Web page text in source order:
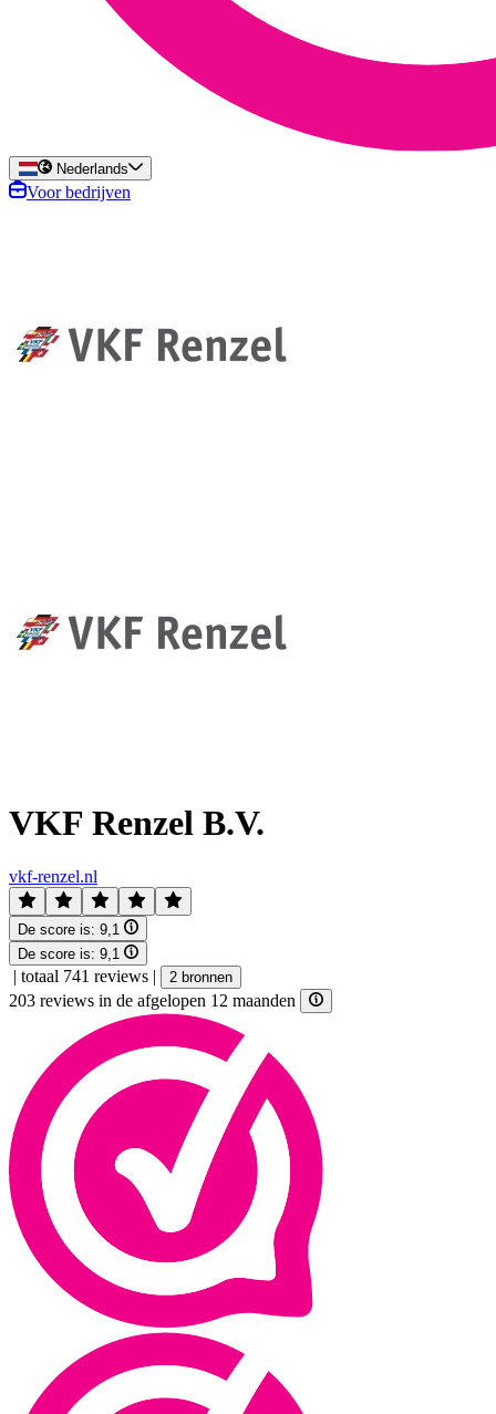
Nederlands
Voor bedrijven
VKF Renzel B.V.
vkf-renzel.nl
De score is: 9,1
De score is: 9,1
| totaal 741 reviews | 2 bronnen
203 reviews in de afgelopen 12 maanden